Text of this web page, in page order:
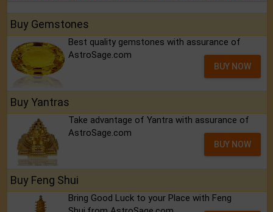
Buy Gemstones
Best quality gemstones with assurance of
AstroSage.com
BUY NOW
Buy Yantras
Take advantage of Yantra with assurance of
AstroSage.com
BUY NOW
Buy Feng Shui
Bring Good Luck to your Place with Feng